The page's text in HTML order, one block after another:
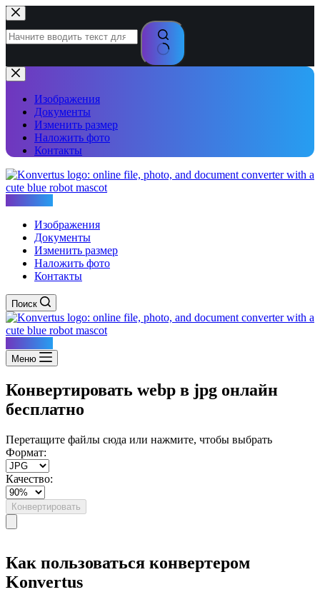
Перейти
к
сути
Ничего
не
найденоИзображения
Документы
Изменить размер
Наложить фото
Контакты
Изображения
Документы
Изменить размер
Наложить фото
Контакты
Поиск
Меню
Конвертировать webp в jpg онлайн
бесплатно
Перетащите файлы сюда или нажмите, чтобы выбрать
Формат:
Качество:
Конвертировать
Как пользоваться конвертером
Konvertus